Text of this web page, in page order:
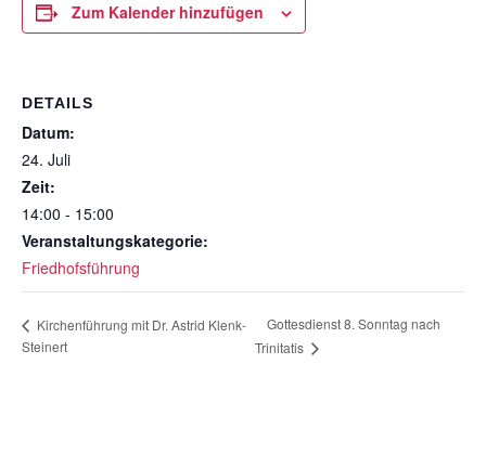
Zum Kalender hinzufügen
DETAILS
Datum:
24. Juli
Zeit:
14:00 - 15:00
Veranstaltungskategorie:
Friedhofsführung
Kirchenführung mit Dr. Astrid Klenk-
Steinert
Gottesdienst 8. Sonntag nach
Trinitatis